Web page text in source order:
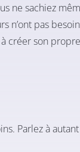
ne sachiez
n’ont pas
créer son
Parlez à